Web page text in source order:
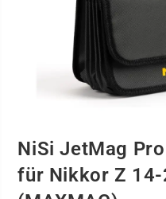
NiSi JetMag
für Nikkor Z